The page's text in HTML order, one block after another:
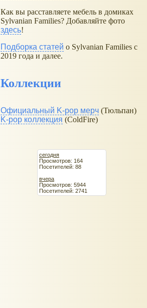
Как вы расставляете мебель в домиках
Sylvanian Families? Добавляйте фото
здесь!
Подборка статей о Sylvanian Families с
2019 года и далее.
Коллекции
Официальный K-pop мерч (Тюльпан)
K-pop коллекция (ColdFire)
сегодня
Просмотров: 164
Посетителей: 88
вчера
Просмотров: 5944
Посетителей: 2741